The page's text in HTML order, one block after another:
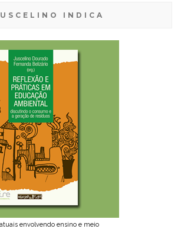
INDICA
envolvendo ensino e meio